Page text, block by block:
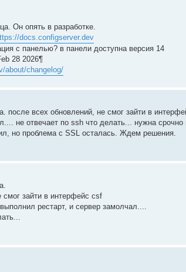
Он опять в разработке.
docs.configserver.dev
с панелью? в панели доступна версия 14
28 2026¶
about/changelog/
после всех обновлений, не смог зайти в
не отвечает по ssh что делать... нужна
но проблема с SSL осталась. Ждем решения.
смог зайти в интерфейс csf
рестарт, и сервер замолчал....